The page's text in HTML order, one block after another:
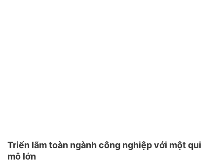
Triển lãm toàn ngành công nghiệp với một qui
mô lớn